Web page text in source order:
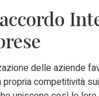
delle aziende
competitività